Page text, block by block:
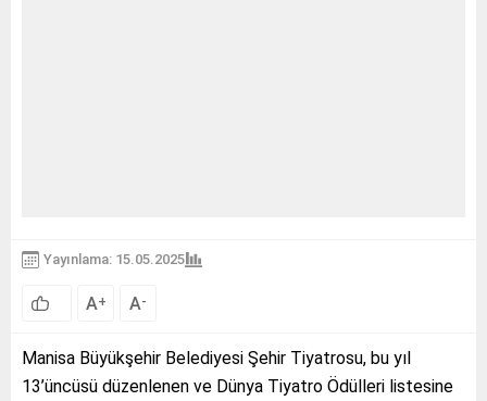
Yayınlama: 15.05.2025
A+ A-
Manisa Büyükşehir Belediyesi Şehir Tiyatrosu, bu yıl
13’üncüsü düzenlenen ve Dünya Tiyatro Ödülleri listesine